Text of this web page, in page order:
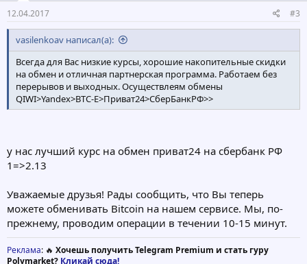
12.04.2017 #3
vasilenkoav написал(а):
Всегда для Вас низкие курсы, хорошие накопительные скидки
на обмен и отличная партнерская программа. Работаем без
перерывов и выходных. Осуществлеям обмены
QIWI>Yandex>BTC-E>Приват24>СберБанкРФ>>
у нас лучший курс на обмен приват24 на сбербанк РФ
1=>2.13
Уважаемые друзья! Рады сообщить, что Вы теперь
можете обменивать Bitcoin на нашем сервисе. Мы, по-
прежнему, проводим операции в течении 10-15 минут.
Реклама: 🔥 Хочешь получить Telegram Premium и стать гуру
Polymarket? Кликай сюда!